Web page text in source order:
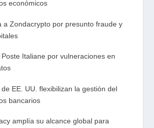
económicos
a Zondacrypto por presunto fraude y
Italiane por vulneraciones en
EE. UU. flexibilizan la gestión del
bancarios
amplía su alcance global para